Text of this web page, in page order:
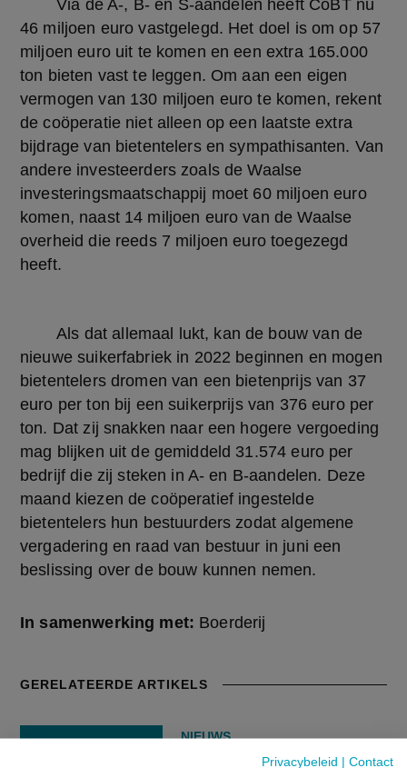
Privacybeleid | Contact
46 miljoen euro vastgelegd. Het doel is om op 57
miljoen euro uit te komen en een extra 165.000
ton bieten vast te leggen. Om aan een eigen
vermogen van 130 miljoen euro te komen, rekent
de coöperatie niet alleen op een laatste extra
bijdrage van bietentelers en sympathisanten. Van
andere investeerders zoals de Waalse
investeringsmaatschappij moet 60 miljoen euro
komen, naast 14 miljoen euro van de Waalse
overheid die reeds 7 miljoen euro toegezegd
heeft.
nieuwe suikerfabriek in 2022 beginnen en mogen
bietentelers dromen van een bietenprijs van 37
euro per ton bij een suikerprijs van 376 euro per
ton. Dat zij snakken naar een hogere vergoeding
mag blijken uit de gemiddeld 31.574 euro per
bedrijf die zij steken in A- en B-aandelen. Deze
maand kiezen de coöperatief ingestelde
bietentelers hun bestuurders zodat algemene
vergadering en raad van bestuur in juni een
beslissing over de bouw kunnen nemen.
In samenwerking met: Boerderij
GERELATEERDE ARTIKELS
NIEUWS
Sommige maïspercelen